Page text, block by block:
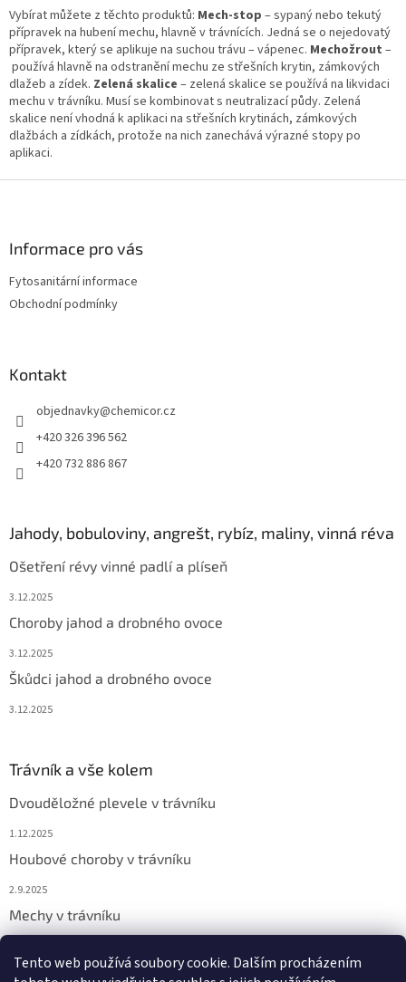
Tento web používá soubory cookie. Dalším procházením
d
a
c
í
p
r
v
k
ý
Vybírat můžete z těchto produktů: Mech-stop – sypaný nebo tekutý
přípravek na hubení mechu, hlavně v trávnících. Jedná se o nejedovatý
přípravek, který se aplikuje na suchou trávu – vápenec. Mechožrout –
používá hlavně na odstranění mechu ze střešních krytin, zámkových
dlažeb a zídek. Zelená skalice – zelená skalice se používá na likvidaci
mechu v trávníku. Musí se kombinovat s neutralizací půdy. Zelená
skalice není vhodná k aplikaci na střešních krytinách, zámkových
dlažbách a zídkách, protože na nich zanechává výrazné stopy po
aplikaci.
Informace pro vás
Fytosanitární informace
Obchodní podmínky
Kontakt
objednavky@chemicor.cz
+420 326 396 562
+420 732 886 867
Jahody, bobuloviny, angrešt, rybíz, maliny, vinná réva
Ošetření révy vinné padlí a plíseň
3.12.2025
Choroby jahod a drobného ovoce
3.12.2025
Škůdci jahod a drobného ovoce
3.12.2025
Trávník a vše kolem
Dvouděložné plevele v trávníku
1.12.2025
Houbové choroby v trávníku
2.9.2025
Mechy v trávníku